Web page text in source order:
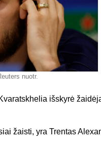
nuotr.
išskyrė
žaisti, yra Trentas